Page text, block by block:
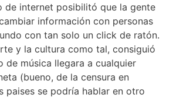
de internet posibilitó que la gente
información con personas
con tan solo un click de ratón.
y la cultura como tal, consiguió
de música llegara a cualquier
(bueno, de la censura en
paises se podría hablar en otro